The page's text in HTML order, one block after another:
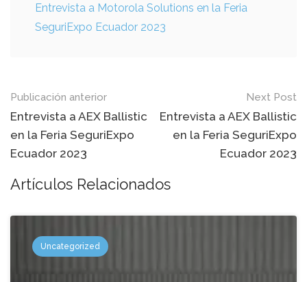
Entrevista a Motorola Solutions en la Feria
SeguriExpo Ecuador 2023
Mensaje
de
navegación
Publicación anterior
Entrevista a AEX Ballistic
en la Feria SeguriExpo
Ecuador 2023
Next Post
Entrevista a AEX Ballistic
en la Feria SeguriExpo
Ecuador 2023
Artículos Relacionados
Uncategorized